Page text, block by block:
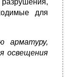
для
арматуру,
освещения